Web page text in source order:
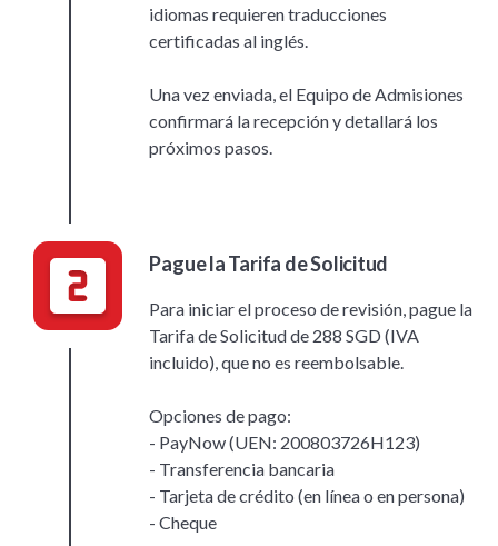
idiomas requieren traducciones
certificadas al inglés.
Una vez enviada, el Equipo de Admisiones
confirmará la recepción y detallará los
próximos pasos.
Pague la Tarifa de Solicitud
Para iniciar el proceso de revisión, pague la
Tarifa de Solicitud de 288 SGD (IVA
incluido), que no es reembolsable.
Opciones de pago:
- PayNow (UEN: 200803726H123)
- Transferencia bancaria
- Tarjeta de crédito (en línea o en persona)
- Cheque